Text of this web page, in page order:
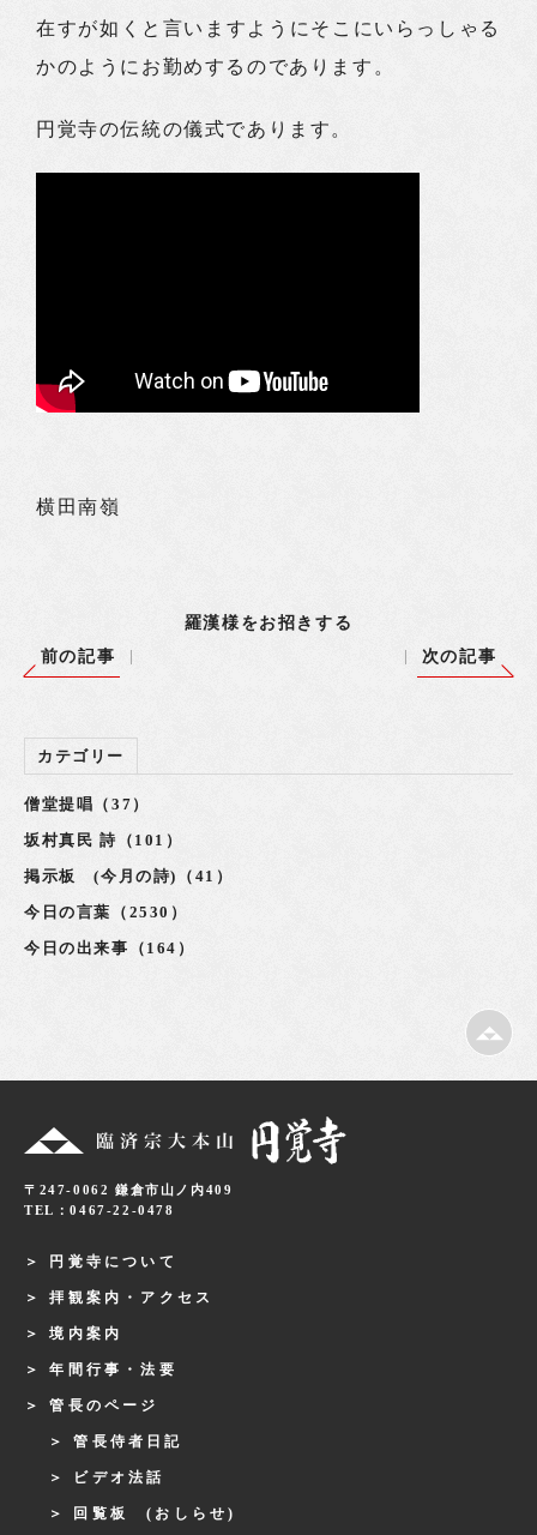
在すが如くと言いますようにそこにいらっしゃる
かのようにお勤めするのであります。
円覚寺の伝統の儀式であります。
横田南嶺
羅漢様をお招きする
前の記事
次の記事
カテゴリー
僧堂提唱（37）
坂村真民 詩（101）
掲示板 (今月の詩)（41）
今日の言葉（2530）
今日の出来事（164）
〒247-0062 鎌倉市山ノ内409
TEL：0467-22-0478
円覚寺について
拝観案内・アクセス
境内案内
年間行事・法要
管長のページ
管長侍者日記
ビデオ法話
回覧板 (おしらせ)